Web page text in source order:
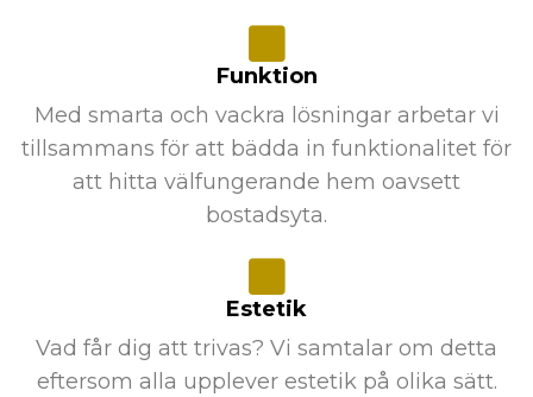
Funktion
Med smarta och vackra lösningar arbetar vi
tillsammans för att bädda in funktionalitet för
att hitta välfungerande hem oavsett
bostadsyta.
Estetik
Vad får dig att trivas? Vi samtalar om detta
eftersom alla upplever estetik på olika sätt.